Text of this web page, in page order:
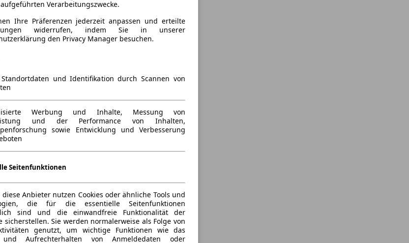
Verarbeitungszwecke.
Ihre Präferenzen jederzeit anpassen und erteilte
widerrufen, indem Sie in unserer
den Privacy Manager besuchen.
Standortdaten und Identifikation durch Scannen von
Werbung und Inhalte, Messung von
und der Performance von Inhalten,
sowie Entwicklung und Verbesserung
Seitenfunktionen
diese Anbieter nutzen Cookies oder ähnliche Tools und
die für die essentielle Seitenfunktionen
sind und die einwandfreie Funktionalität der
sicherstellen. Sie werden normalerweise als Folge von
genutzt, um wichtige Funktionen wie das
und Aufrechterhalten von Anmeldedaten oder